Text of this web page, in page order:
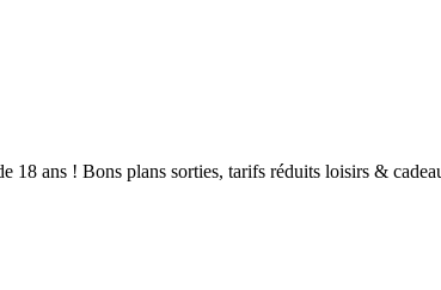
18 ans ! Bons plans sorties, tarifs réduits loisirs &